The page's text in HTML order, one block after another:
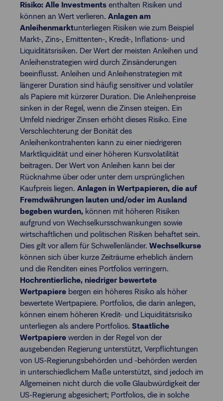
Risiko: Alle Investments enthalten Risiken und
können an Wert verlieren. Anlagen am
Anleihenmarktunterliegen Risiken wie zum Beispiel
Markt-, Zins-, Emittenten-, Kredit-, Inflations- und
Liquiditätsrisiken. Der Wert der meisten Anleihen und
Anleihenstrategien wird durch Zinsänderungen
beeinflusst. Anleihen und Anleihenstrategien mit
längerer Duration sind häufig sensitiver und volatiler
als Papiere mit kürzerer Duration. Die Anleihenpreise
sinken in der Regel, wenn die Zinsen steigen. Ein
Umfeld niedriger Zinsen erhöht dieses Risiko. Eine
Verschlechterung der Bonität des
Anleihenkontrahenten kann zu einer niedrigeren
Marktliquidität und einer höheren Kursvolatilität
beitragen. Der Wert von Anleihen kann bei der
Rücknahme über oder unter dem ursprünglichen
Kaufpreis liegen. Anlagen in Wertpapieren, die auf
Fremdwährungen lauten und/oder im Ausland
begeben wurden, können mit höheren Risiken
aufgrund von Wechselkursschwankungen sowie
wirtschaftlichen und politischen Risiken behaftet sein.
Dies gilt vor allem für Schwellenländer. Wechselkurse
können sich über kurze Zeiträume erheblich ändern
und die Renditen eines Portfolios verringern.
Hochrentierliche, niedriger bewertete
Wertpapiere bergen ein höheres Risiko als höher
bewertete Wertpapiere. Portfolios, die darin anlegen,
können einem höheren Kredit- und Liquiditätsrisiko
unterliegen als andere Portfolios. Staatliche
Wertpapiere werden in der Regel von der
ausgebenden Regierung unterstützt, Verpflichtungen
von US-Regierungsbehörden und -behörden werden
in unterschiedlichem Maße unterstützt, sind jedoch im
Allgemeinen nicht durch die volle Glaubwürdigkeit der
US-Regierung abgesichert; Portfolios, die in solche